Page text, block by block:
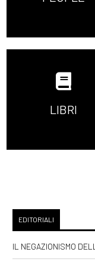
LIBRI
EDITORIALI
IL NEGAZIONISMO